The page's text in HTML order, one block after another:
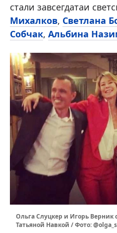
стали завсегдатаи
Михалков, Светлана
Собчак, Альбина
Ольга Слуцкер и Игорь
Татьяной Навкой / Фото: